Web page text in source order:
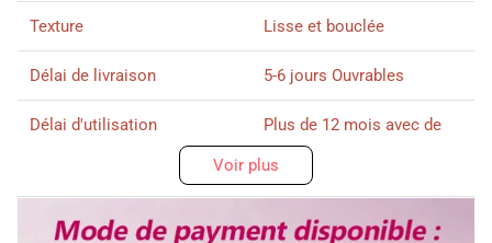
Texture Lisse et bouclée
Délai de livraison 5-6 jours Ouvrables
Délai d'utilisation
Plus de 12 mois avec de
bon soin
Couleur de cheveux
Comme indiqué sur
l'image
Voir plus
Abonnez-vous ici svp !